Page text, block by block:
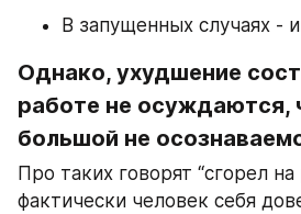
В запущенных случаях -
Однако, ухудшение
работе не осуждаются,
большой не
Про таких говорят “сгорел на
фактически человек себя